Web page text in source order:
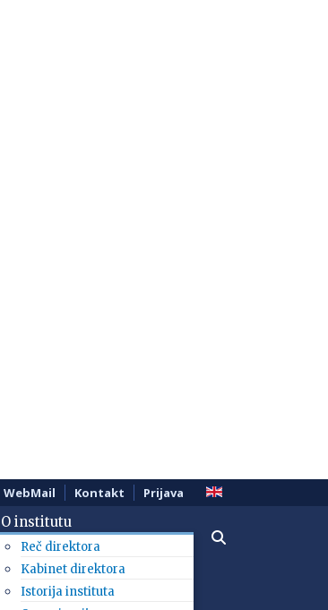
WebMail Kontakt Prijava
O institutu
Reč direktora
Kabinet direktora
Istorija instituta